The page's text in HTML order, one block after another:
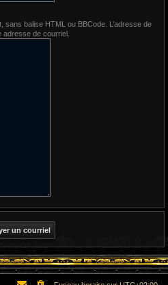
balise HTML ou BBCode. L’adresse de
de courriel.